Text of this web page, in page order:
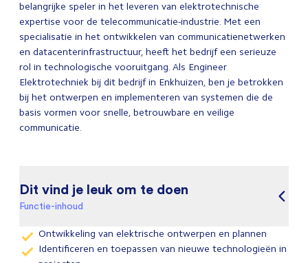
belangrijke speler in het leveren van elektrotechnische
expertise voor de telecommunicatie-industrie. Met een
specialisatie in het ontwikkelen van communicatienetwerken
en datacenterinfrastructuur, heeft het bedrijf een serieuze
rol in technologische vooruitgang. Als Engineer
Elektrotechniek bij dit bedrijf in Enkhuizen, ben je betrokken
bij het ontwerpen en implementeren van systemen die de
basis vormen voor snelle, betrouwbare en veilige
communicatie.
Dit vind je leuk om te doen
Functie-inhoud
Ontwikkeling van elektrische ontwerpen en plannen
Identificeren en toepassen van nieuwe technologieën in